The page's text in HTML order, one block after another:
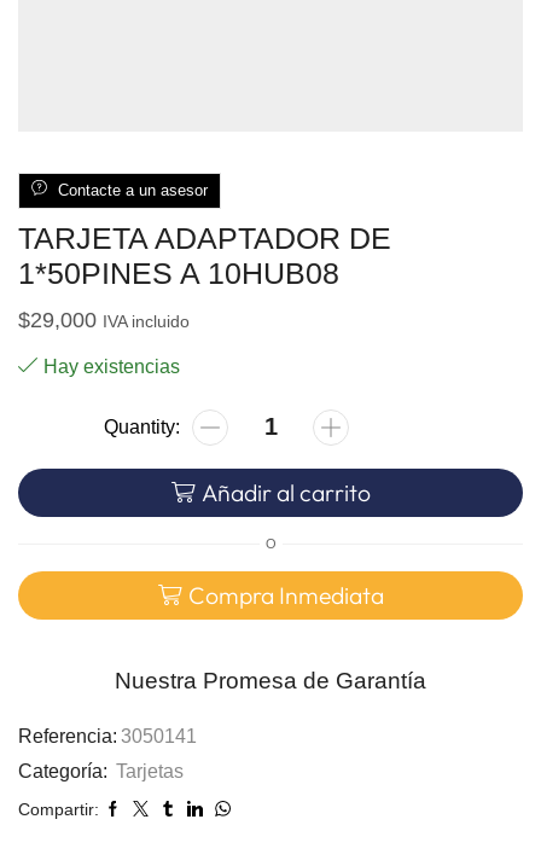
Contacte a un asesor
TARJETA ADAPTADOR DE
1*50PINES A 10HUB08
$29,000 IVA incluido
Hay existencias
Añadir al carrito
O
Compra Inmediata
Nuestra Promesa de Garantía
Referencia: 3050141
Categoría: Tarjetas
Compartir: